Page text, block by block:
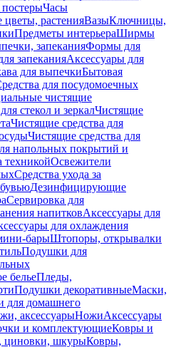
Часы
растенияВазыКлючницы,
Предметы интерьераШирмы
запеканияФормы для
запеканияАксессуары для
для выпечкиБытовая
для посудомоечных
чистящие
стекол и зеркалЧистящие
Чистящие средства для
Чистящие средства для
напольных покрытий и
техникойОсвежители
Средства ухода за
Дезинфицирующие
Сервировка для
напитковАксессуары для
для охлаждения
барыШтопоры, открывалки
Подушки для
бельеПледы,
Подушки декоративныеМаски,
для домашнего
аксессуарыНожиАксессуары
и комплектующиеКовры и
циновки, шкурыКовры,